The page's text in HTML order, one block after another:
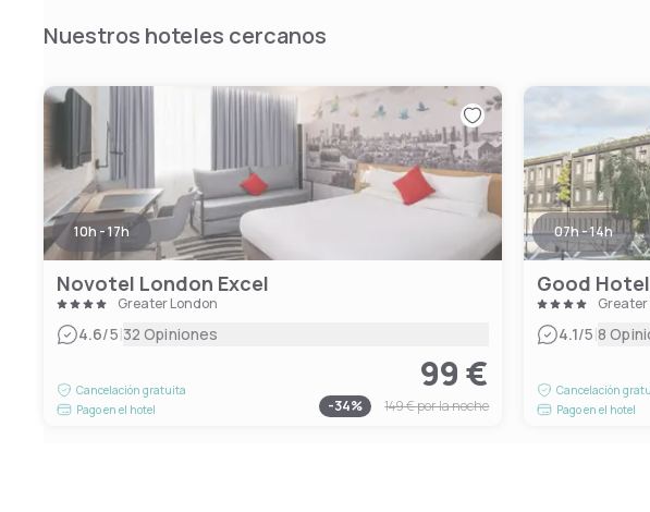
Nuestros hoteles cercanos
10h - 17h
Novotel London Excel
Greater London
4.6/5|32 Opiniones
Cancelación gratuita
Pago en el hotel
99 €
-34% 149 €por la noche
07h - 14h
Good
4.1/5|8
Cancelación
Pago en el hotel